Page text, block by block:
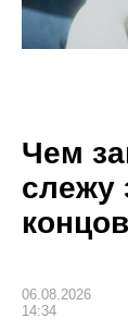
Чем
слежу
06.08.2026
14:34